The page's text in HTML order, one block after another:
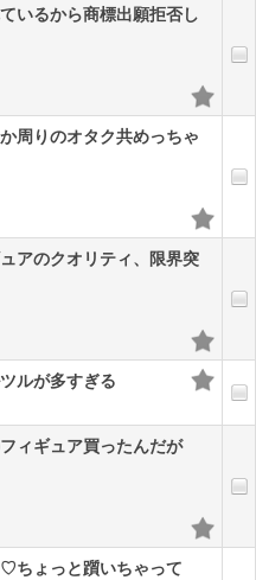
いるから商標出願拒否し
周りのオタク共めっちゃ
アのクオリティ、限界突
ルが多すぎる
ィギュア買ったんだが
ちょっと躓いちゃって